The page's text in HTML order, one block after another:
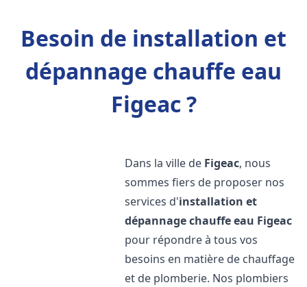
Besoin de installation et
dépannage chauffe eau
Figeac ?
Dans la ville de Figeac, nous
sommes fiers de proposer nos
services d'installation et
dépannage chauffe eau Figeac
pour répondre à tous vos
besoins en matière de chauffage
et de plomberie. Nos plombiers